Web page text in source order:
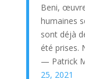
Beni,
humaines
sont déjà
été prises.
— Patrick
25, 2021